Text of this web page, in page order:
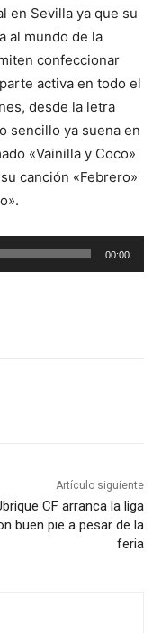
en Sevilla ya que su
al mundo de la
confeccionar
activa en todo el
desde la letra
sencillo ya suena en
«Vainilla y Coco»
canción «Febrero»
00:00
Artículo siguiente
CF arranca la liga
buen pie a pesar de la
feria